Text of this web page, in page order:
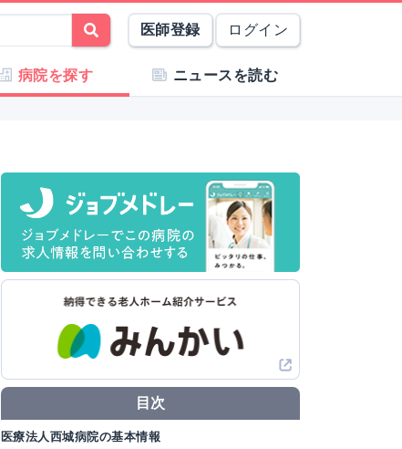
医師登録 ログイン
病院を探す ニュースを読む
目次
医療法人西城病院の基本情報